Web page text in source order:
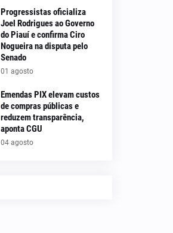
Progressistas oficializa
Joel Rodrigues ao Governo
do Piauí e confirma Ciro
Nogueira na disputa pelo
Senado
01 agosto
Emendas PIX elevam custos
de compras públicas e
reduzem transparência,
aponta CGU
04 agosto